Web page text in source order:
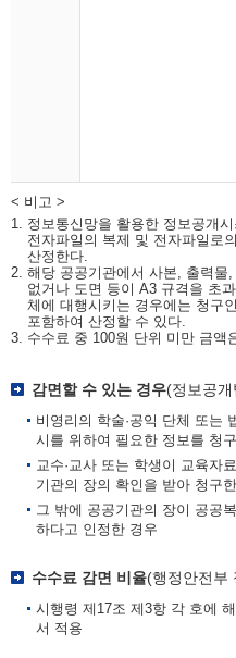
< 비고 >
1. 정보통신망을 활용한 정보공개
전자파일의 복제 및 전자파일로
산정한다.
2. 해당 공공기관에서 사본, 출력물
없거나 도면 등이 A3 규격을 초
체에 대행시키는 경우에는 청구
포함하여 산정할 수 있다.
3. 수수료 중 100원 단위 미만 금액
감면할 수 있는 경우(정보공
비영리의 학술·공익 단체 또는
시를 위하여 필요한 정보를 청
교수·교사 또는 학생이 교육자
기관의 장의 확인을 받아 청구
그 밖에 공공기관의 장이 공공
하다고 인정한 경우
수수료 감면 비율(행정안전부
시행령 제17조 제3항 각 호에
서 적용